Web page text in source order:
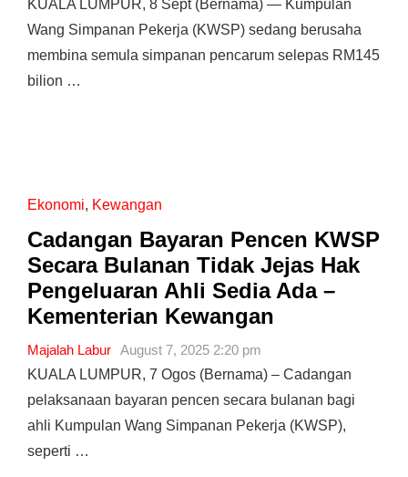
KUALA LUMPUR, 8 Sept (Bernama) — Kumpulan
Wang Simpanan Pekerja (KWSP) sedang berusaha
membina semula simpanan pencarum selepas RM145
bilion …
Ekonomi, Kewangan
Cadangan Bayaran Pencen KWSP
Secara Bulanan Tidak Jejas Hak
Pengeluaran Ahli Sedia Ada –
Kementerian Kewangan
Majalah Labur August 7, 2025 2:20 pm
KUALA LUMPUR, 7 Ogos (Bernama) – Cadangan
pelaksanaan bayaran pencen secara bulanan bagi
ahli Kumpulan Wang Simpanan Pekerja (KWSP),
seperti …